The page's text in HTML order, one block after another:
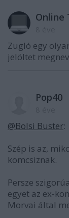
Online
Zugló egy
jelöltet
Pop40
@Bolsi Buster:
Szép is az,
komcsiznak.
Persze
egyet az ex-
Morvai által